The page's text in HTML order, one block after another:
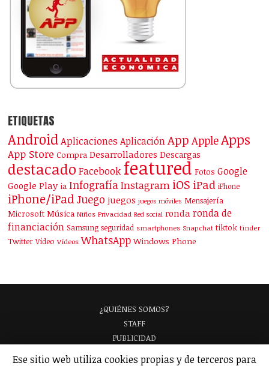
ETIQUETAS
Android Aplicaciones Aplicación App AppleApps
App Store Compra Desarrolladores Descargas
destacado Facebook featured Fotos Google
Google Play ia InfografíaInstagram iOS iPad iPhone
iPhone/iPad Juego juegos juegos móviles Mensajería
Microsoft Música Niños Privacidad Red social ronda ronda de
financiación Samsung seguridad smartphones Snapchat tiktok tinder
Twitter Vídeo Vídeos WhatsApp Windows Phone
¿QUIÉNES SOMOS?
STAFF
PUBLICIDAD
Ese sitio web utiliza cookies propias y de terceros para